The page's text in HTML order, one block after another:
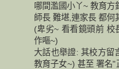
哪間濫國小丫~ 教育
師長 難堪,連家長 都何
(卑劣~ 看看鏡頭前 校
作嘔~)
大話也舉證: 其校方留
教育子女~) 甚至 署名